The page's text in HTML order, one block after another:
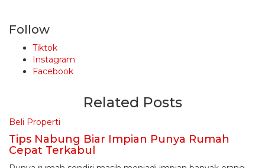
Follow
Tiktok
Instagram
Facebook
Related Posts
Beli Properti
Tips Nabung Biar Impian Punya Rumah
Cepat Terkabul